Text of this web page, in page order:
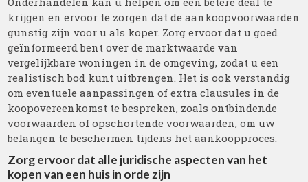
krijgen en ervoor te zorgen dat de aankoopvoorwaarden
gunstig zijn voor u als koper. Zorg ervoor dat u goed
geïnformeerd bent over de marktwaarde van
vergelijkbare woningen in de omgeving, zodat u een
realistisch bod kunt uitbrengen. Het is ook verstandig
om eventuele aanpassingen of extra clausules in de
koopovereenkomst te bespreken, zoals ontbindende
voorwaarden of opschortende voorwaarden, om uw
belangen te beschermen tijdens het aankoopproces.
Zorg ervoor dat alle juridische aspecten van het
kopen van een huis in orde zijn